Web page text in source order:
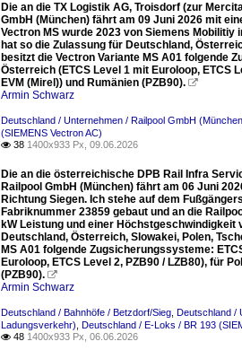
Die an die TX Logistik AG, Troisdorf (zur
GmbH (München) fährt am 09 Juni 2026 mit
Vectron MS wurde 2023 von Siemens
hat so die Zulassung für Deutschland,
besitzt die Vectron Variante MS A01 folgende
Österreich (ETCS Level 1 mit Euroloop, ETCS
EVM (Mirel)) und Rumänien (PZB90). 
Armin Schwarz
Deutschland / Unternehmen / Railpool GmbH
(SIEMENS Vectron AC)
 38 1400x933 Px, 09.06.2026
Die an die österreichische DPB Rail Infra
Railpool GmbH (München) fährt am 06 Juni
Richtung Siegen. Ich stehe auf dem
Fabriknummer 23859 gebaut und an die
kW Leistung und einer
Deutschland, Österreich, Slowakei, Polen,
MS A01 folgende Zugsicherungssysteme:
Euroloop, ETCS Level 2, PZB90 / LZB80), für
(PZB90). 
Armin Schwarz
Deutschland / Bahnhöfe / Betzdorf/Sieg Deutschland /
Ladungsverkehr) Deutschland / E-Loks / BR 193
 48 1400x933 Px, 06.06.2026